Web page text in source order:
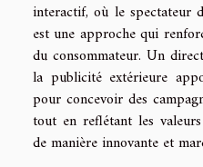
interactif, où le spectateur
est une approche qui
du consommateur. Un
la publicité extérieure
pour concevoir des
tout en reflétant les
de manière innovante et